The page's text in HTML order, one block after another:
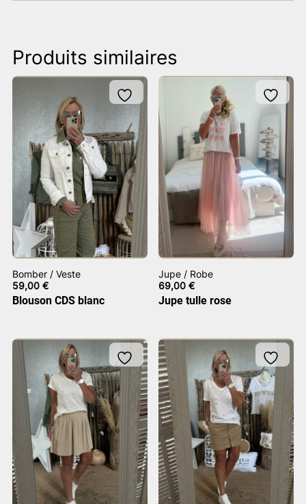
Produits similaires
Bomber / Veste
59,00 €
Blouson CDS blanc
Jupe / Robe
69,00€
Jupe tulle rose